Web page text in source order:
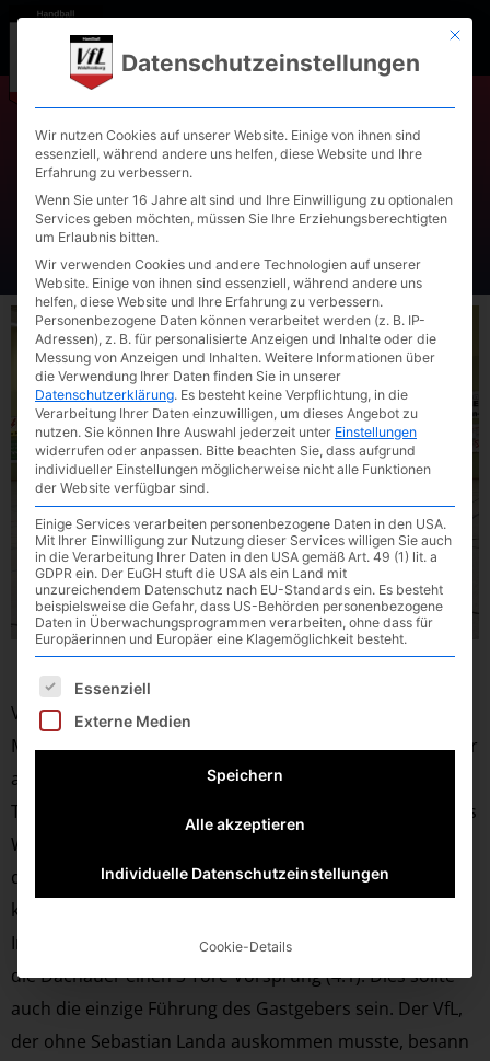
Handball Herren mit
Auswärtssieg
VfL gewinnt verdient mit 31:20 beim ASV Dachau
Mit dem einzigen Sieg für die Waldkraiburger Handballer
am Wochenende, konnten die Herren ihren zweiten
Tabellenplatz behaupten. Die Männer um Trainer Tobias
Wethanner überzeugten bis auf die ersten 15. Minuten
der Partie weitgehend und ließen der Dachauer Zweiten
keine Chance auf den Sieg.
In den ersten sechs Minuten des Spiel erarbeiteten sich
die Dachauer einen 3 Tore Vorsprung (4:1). Dies sollte
auch die einzige Führung des Gastgebers sein. Der VfL,
der ohne Sebastian Landa auskommen musste, besann
Mit
Datenschutzeinstellungen
Wir nutzen Cookies auf unserer Website. Einige von ihnen sind
essenziell, während andere uns helfen, diese Website und Ihre
Erfahrung zu verbessern.
Wenn Sie unter 16 Jahre alt sind und Ihre Einwilligung zu optionalen
Services geben möchten, müssen Sie Ihre Erziehungsberechtigten
um Erlaubnis bitten.
Wir verwenden Cookies und andere Technologien auf unserer
Website. Einige von ihnen sind essenziell, während andere uns
helfen, diese Website und Ihre Erfahrung zu verbessern.
Personenbezogene Daten können verarbeitet werden (z. B. IP-
Adressen), z. B. für personalisierte Anzeigen und Inhalte oder die
Messung von Anzeigen und Inhalten. Weitere Informationen über
die Verwendung Ihrer Daten finden Sie in unserer
Datenschutzerklärung. Es besteht keine Verpflichtung, in die
Verarbeitung Ihrer Daten einzuwilligen, um dieses Angebot zu
nutzen. Sie können Ihre Auswahl jederzeit unter Einstellungen
widerrufen oder anpassen. Bitte beachten Sie, dass aufgrund
individueller Einstellungen möglicherweise nicht alle Funktionen
der Website verfügbar sind.
Einige Services verarbeiten personenbezogene Daten in den USA.
Mit Ihrer Einwilligung zur Nutzung dieser Services willigen Sie auch
in die Verarbeitung Ihrer Daten in den USA gemäß Art. 49 (1) lit. a
GDPR ein. Der EuGH stuft die USA als ein Land mit
unzureichendem Datenschutz nach EU-Standards ein. Es besteht
beispielsweise die Gefahr, dass US-Behörden personenbezogene
Daten in Überwachungsprogrammen verarbeiten, ohne dass für
Europäerinnen und Europäer eine Klagemöglichkeit besteht.
Es folgt eine Liste der Service-Gruppen, für die eine
Essenziell
Externe Medien
Speichern
Alle akzeptieren
Individuelle Datenschutzeinstellungen
Cookie-Details